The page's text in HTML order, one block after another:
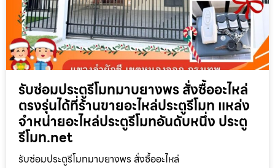
รับซ่อมประตูรีโมทมาบยางพร สั่งซื้ออะไหล่
ตรงรุ่นได้ที่ร้านขายอะไหล่ประตูรีโมท แหล่ง
จำหน่ายอะไหล่ประตูรีโมทอันดับหนึ่ง ประตู
รีโมท.net
รับซ่อมประตูรีโมทมาบยางพร สั่งซื้ออะไหล่